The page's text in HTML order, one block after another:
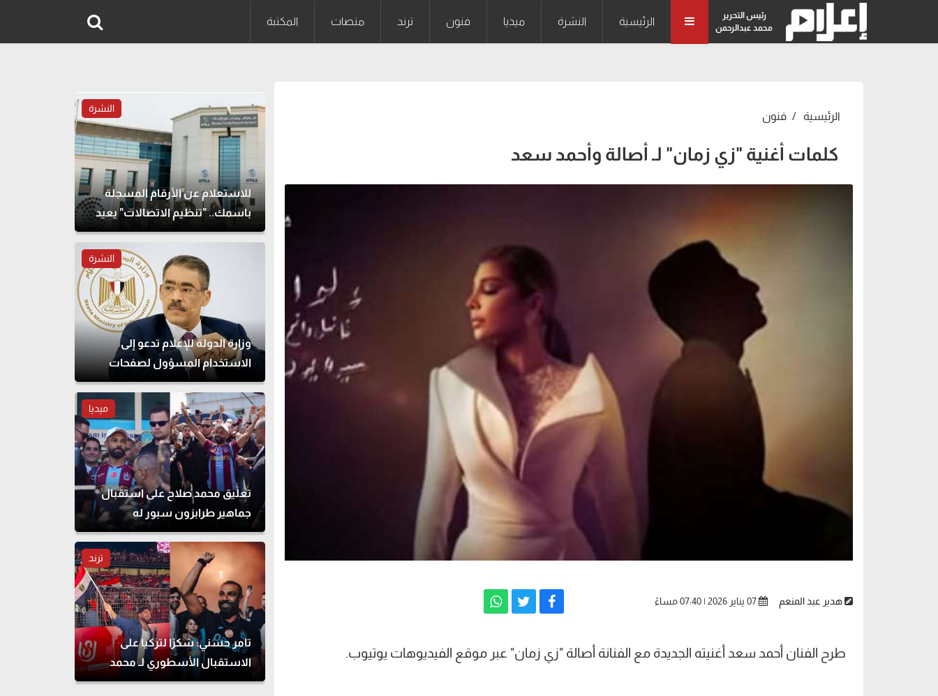
رئيس التحرير
محمد عبدالرحمن
الرئيسية النشرة ميديا فنون ترند منصات المكتبة
الرئيسية فنون
كلمات أغنية "زي زمان" لـ أصالة وأحمد سعد
هدير عبد المنعم
طرح الفنان أحمد سعد أغنيته الجديدة مع الفنانة أصالة "زي زمان" عبر موقع الفيديوهات يوتيوب.
النشرة
للاستعلام عن الأرقام المسجلة
باسمك.. "تنظيم الاتصالات" يعيد
إتاحة خدمة "أرقامي" عبر My
النشرة
وزارة الدولة للإعلام تدعو إلى
الاستخدام المسؤول لصفحات
التواصل الاجتماعي
ميديا
تعليق محمد صلاح على استقبال
جماهير طرابزون سبور له
ترند
تامر حسني: شكرًا لتركيا على
الاستقبال الأسطوري لـ محمد
صلاح